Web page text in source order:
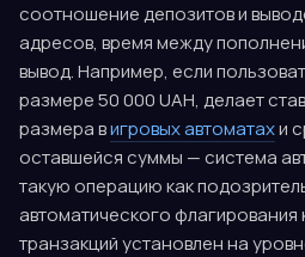
соотношение депозитов и
адресов, время между
вывод. Например, если
размере 50 000 UAH, делает
размера вигровых автоматахи
оставшейся суммы — система
такую операцию как
автоматического флагирования
транзакций установлен на